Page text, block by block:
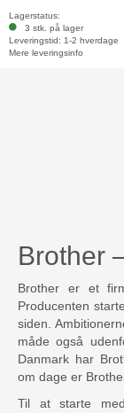
Lagerstatus:
3 stk. på lager
Leveringstid: 1-2 hverdage
Mere leveringsinfo
Brother
Brother er et
Producenten
siden.
måde også
Danmark har
om dage er
Til at starte